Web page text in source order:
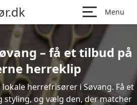
Menu
– få et tilbud på
herreklip
herrefrisører i Søvang. Få et
styling, og vælg den, der matcher